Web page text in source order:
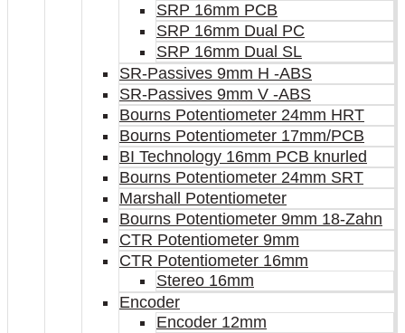
SRP 16mm PCB
SRP 16mm Dual PC
SRP 16mm Dual SL
SR-Passives 9mm H -ABS
SR-Passives 9mm V -ABS
Bourns Potentiometer 24mm HRT
Bourns Potentiometer 17mm/PCB
BI Technology 16mm PCB knurled
Bourns Potentiometer 24mm SRT
Marshall Potentiometer
Bourns Potentiometer 9mm 18-Zahn
CTR Potentiometer 9mm
CTR Potentiometer 16mm
Stereo 16mm
Encoder
Encoder 12mm